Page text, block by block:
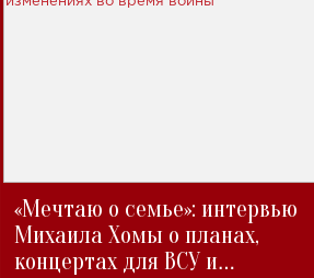
«Мечтаю о семье»: интервью
Михаила Хомы о планах,
концертах для ВСУ и